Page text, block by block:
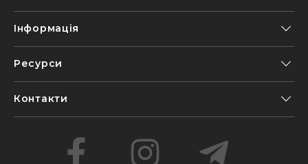
Інформація
Ресурси
Контакти